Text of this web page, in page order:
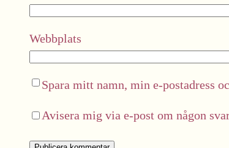
Webbplats
Spara mitt namn, min e-postadress
Avisera mig via e-post om någon